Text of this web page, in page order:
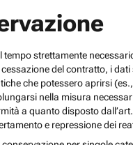
strettamente
del contratto, i
che potessero aprirsi
nella misura
a quanto disposto
e repressione dei